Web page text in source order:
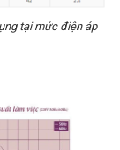
tại mức điện áp